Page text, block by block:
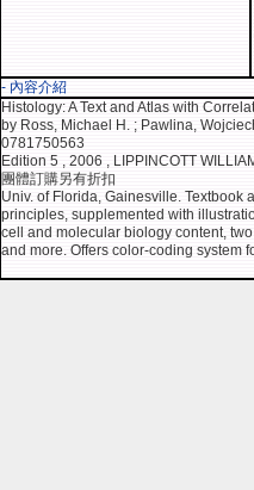
- 內容介紹
Histology: A Text and Atlas with
by Ross, Michael H. ; Pawlina,
0781750563
Edition 5 , 2006 , LIPPINCOTT
團體訂購另有折扣
Univ. of Florida, Gainesville. Textbook
principles, supplemented with
cell and molecular biology content,
and more. Offers color-coding system